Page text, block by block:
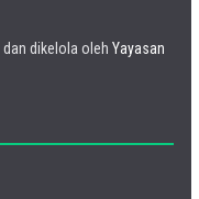
dan dikelola oleh Yayasan